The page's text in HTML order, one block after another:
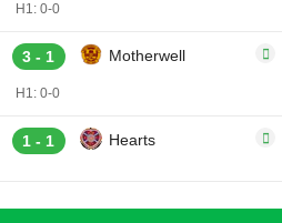
H1: 0-0
3 - 1 Motherwell
H1: 0-0
1 - 1 Hearts